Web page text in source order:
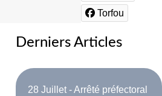
Torfou
Derniers Articles
28 Juillet - Arrêté préfectoral